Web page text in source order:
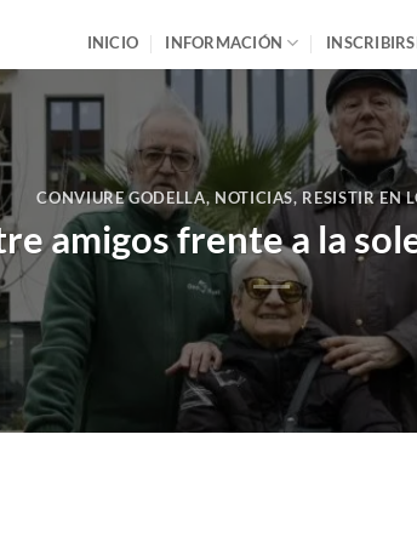
INICIO INFORMACIÓN
CONVIURE GODELLA, NOTICIAS,RESISTIR EN
amigos frente a la